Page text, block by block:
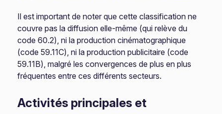
Il est important de noter que cette classification ne
couvre pas la diffusion elle-même (qui relève du
code 60.2), ni la production cinématographique
(code 59.11C), ni la production publicitaire (code
59.11B), malgré les convergences de plus en plus
fréquentes entre ces différents secteurs.
Activités principales et